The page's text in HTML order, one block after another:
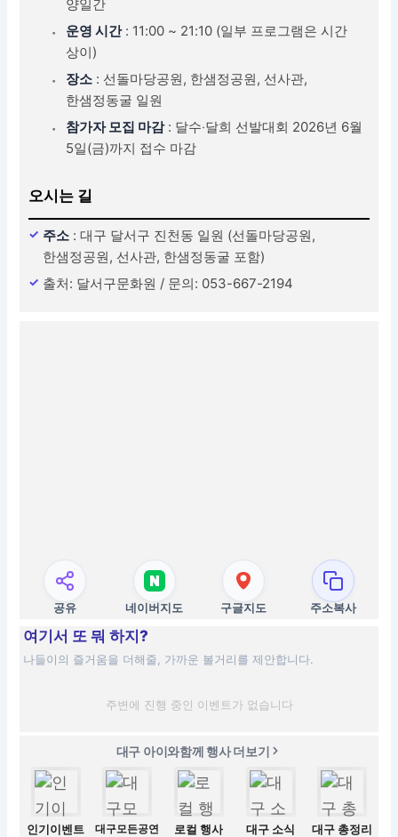
양일간
운영 시간 : 11:00 ~ 21:10 (일부 프로그램은 시간
상이)
장소 : 선돌마당공원, 한샘정공원, 선사관,
한샘정동굴 일원
참가자 모집 마감 : 달수‧달희 선발대회 2026년 6월
5일(금)까지 접수 마감
오시는 길
주소 : 대구 달서구 진천동 일원 (선돌마당공원,
한샘정공원, 선사관, 한샘정동굴 포함)
출처: 달서구문화원 / 문의: 053-667-2194
공유 네이버지도 구글지도 주소복사
여기서 또 뭐 하지?
나들이의 즐거움을 더해줄, 가까운 볼거리를 제안합니다.
주변에 진행 중인 이벤트가 없습니다
대구 아이와함께 행사 더보기
인기이벤트 대구모든공연 로컬 행사 대구 소식 대구 총정리